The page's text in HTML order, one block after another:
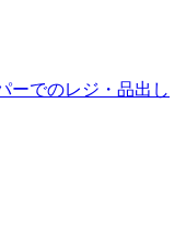
ーでのレジ・品出し